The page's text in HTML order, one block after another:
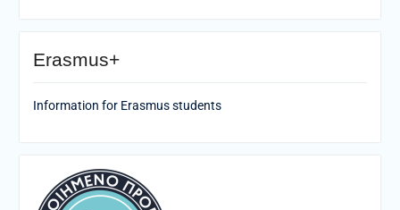
Erasmus+
Information for Erasmus students